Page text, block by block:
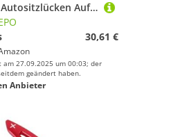
NRAAUEPO Autositzlücken Aufbewahrungsbox für Nissan Murano Rogue 2003-2014 Auto Leder Getränkehalter Lücke Tasche Sitze Lücke Füller Organizer Innen Zubehör
30,61 €
27.09.2025 um 00:03; der
geändert haben.
Anbieter